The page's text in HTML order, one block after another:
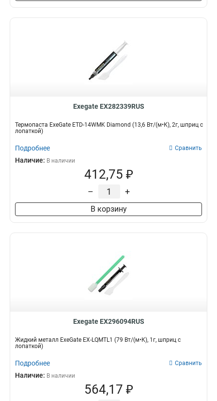
Exegate EX282339RUS
Термопаста ExeGate ETD-14WMK Diamond (13,6 Вт/(м•К), 2г, шприц с
лопаткой)
Подробнее Сравнить
Наличие: В наличии
412,75 ₽
– +
В корзину
Exegate EX296094RUS
Жидкий металл ExeGate EX-LQMTL1 (79 Вт/(м•К), 1г, шприц с
лопаткой)
Подробнее Сравнить
Наличие: В наличии
564,17 ₽